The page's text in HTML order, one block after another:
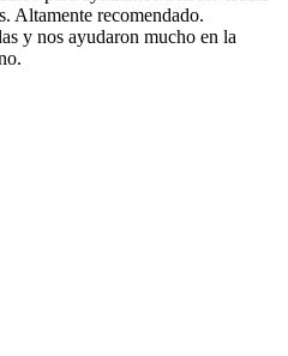
Altamente recomendado.
y nos ayudaron mucho en la